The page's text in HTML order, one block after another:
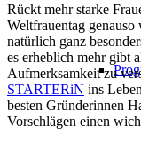
Rückt mehr starke
Weltfrauentag genauso
natürlich ganz
es erheblich mehr gibt
Aufmerksamkeit zu
STARTERiN ins
besten Gründerinnen
Vorschlägen einen